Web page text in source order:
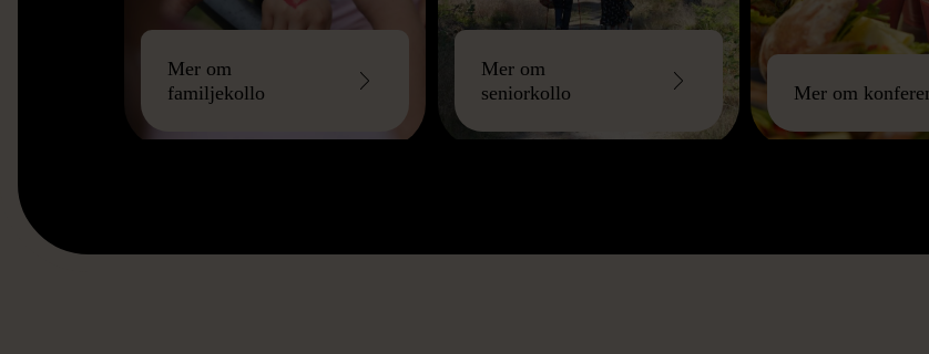
Mer om
familjekollo
Mer om
seniorkollo
Mer om